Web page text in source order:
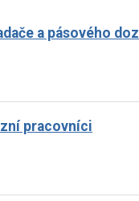
a pásového
pracovníci